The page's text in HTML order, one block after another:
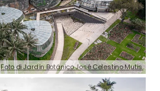
Foto di Jardín Botánico José Celestino Mutis.